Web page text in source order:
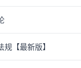
规【最新版】